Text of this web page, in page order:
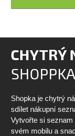
CHYTRÝ
SHOPPKA
Shopka je chytrý
sdílet nákupní
Vytvořte si
svém mobilu a